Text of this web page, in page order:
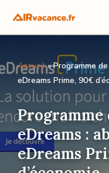
Aller
contenu
Accueil»Programme
eDreams Prime, 90€
eDreams :
eDreams